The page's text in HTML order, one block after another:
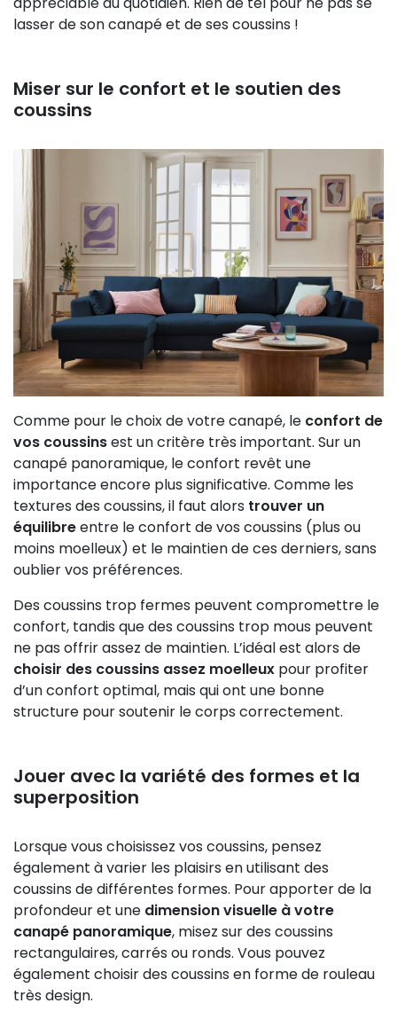
lasser de son canapé et de ses coussins !
Miser sur le confort et le soutien des
coussins
Comme pour le choix de votre canapé, le confort de
vos coussinsest un critère très important. Sur un
canapé panoramique, le confort revêt une
importance encore plus significative. Comme les
textures des coussins, il faut alors trouver un
équilibreentre le confort de vos coussins (plus ou
moins moelleux) et le maintien de ces derniers, sans
oublier vos préférences.
Des coussins trop fermes peuvent compromettre le
confort, tandis que des coussins trop mous peuvent
ne pas offrir assez de maintien. L’idéal est alors de
choisir des coussins assez moelleux pour profiter
d’un confort optimal, mais qui ont une bonne
structure pour soutenir le corps correctement.
Jouer avec la variété des formes et la
superposition
Lorsque vous choisissez vos coussins, pensez
également à varier les plaisirs en utilisant des
coussins de différentes formes. Pour apporter de la
profondeur et une dimension visuelle à votre
canapé panoramique, misez sur des coussins
rectangulaires, carrés ou ronds. Vous pouvez
également choisir des coussins en forme de rouleau
très design.